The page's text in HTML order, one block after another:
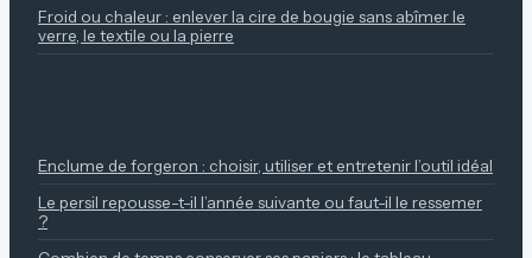
Froid ou chaleur : enlever la cire de bougie sans abîmer le
verre, le textile ou la pierre
Enclume de forgeron : choisir, utiliser et entretenir l’outil idéal
Le persil repousse-t-il l’année suivante ou faut-il le ressemer
?